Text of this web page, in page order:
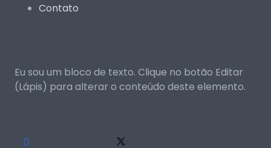
Contato
Eu sou um bloco de texto. Clique no botão Editar
(Lápis) para alterar o conteúdo deste elemento.